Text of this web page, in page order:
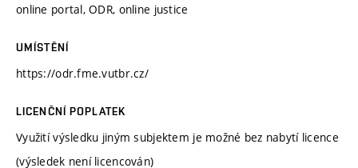
online portal, ODR, online justice
UMÍSTĚNÍ
https://odr.fme.vutbr.cz/
LICENČNÍ POPLATEK
Využití výsledku jiným subjektem je možné bez nabytí licence
(výsledek není licencován)